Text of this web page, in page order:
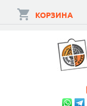
КОРЗИНА